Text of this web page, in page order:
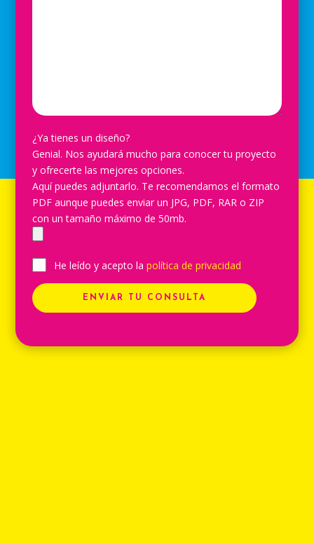
¿Ya tienes un diseño?
Genial. Nos ayudará mucho para conocer tu proyecto
y ofrecerte las mejores opciones.
Aquí puedes adjuntarlo. Te recomendamos el formato
PDF aunque puedes enviar un JPG, PDF, RAR o ZIP
con un tamaño máximo de 50mb.
He leído y acepto lapolítica de privacidad